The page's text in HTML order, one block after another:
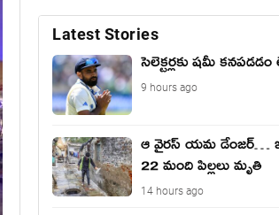
Latest Stories
సెలెక్టర్లకు షమీ
9 hours ago
ఆ వైరస్ యమ డేంజర్…
22 మంది పిల్లలు మృతి
14 hours ago